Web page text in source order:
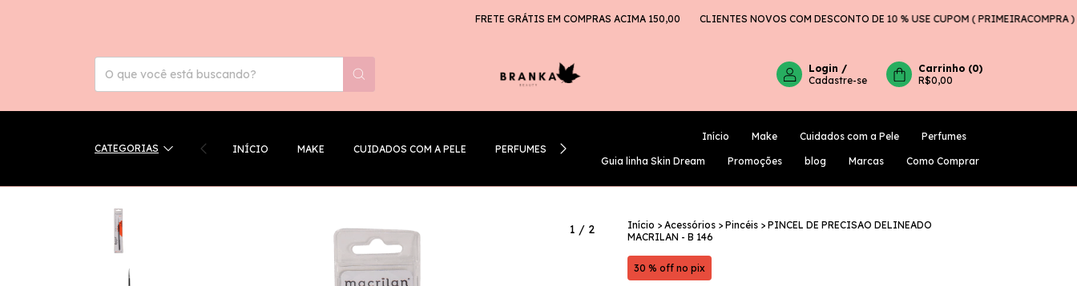
FRETE GRÁTIS EM COMPRAS ACIMA 150,00 CLIENTES NOVOS COM DESCONTO DE 10 % USE CUPOM ( PRIMEIRACOMPRA )
Login /
Cadastre-se
Carrinho (0)
R$0,00
CATEGORIAS INÍCIO MAKE CUIDADOS COM A PELE PERFUMES
Início Make Cuidados com a Pele Perfumes
Guia linha Skin Dream Promoções blog Marcas Como Comprar
1 / 2 Início > Acessórios > Pincéis > PINCEL DE PRECISAO DELINEADO
MACRILAN - B 146
30 % off no pix